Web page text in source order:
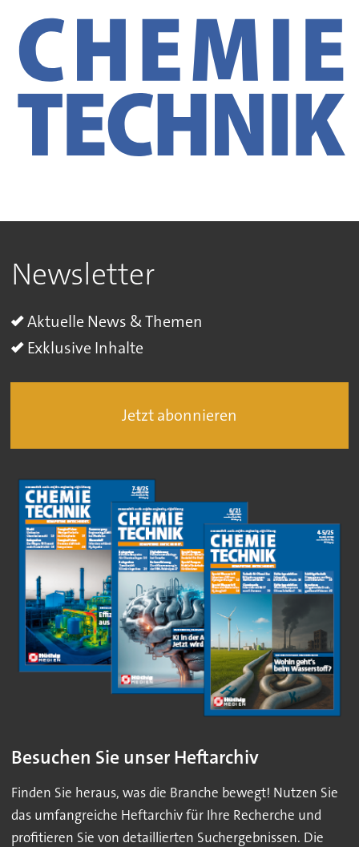
Newsletter
Aktuelle News & Themen
Exklusive Inhalte
Jetzt abonnieren
Besuchen Sie unser Heftarchiv
Finden Sie heraus, was die Branche bewegt! Nutzen Sie
das umfangreiche Heftarchiv für Ihre Recherche und
profitieren Sie von detaillierten Suchergebnissen. Die